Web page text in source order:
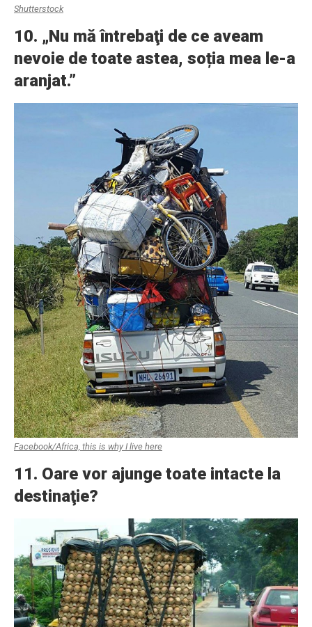
Shutterstock
10. „Nu mă întrebaţi de ce aveam
nevoie de toate astea, soția mea le-a
aranjat.”
Facebook/Africa, this is why I live here
11. Oare vor ajunge toate intacte la
destinaţie?